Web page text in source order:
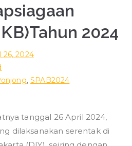
2024
26, 2024
,SPAB2024
tanggal 26 April 2024,
dilaksanakan serentak di